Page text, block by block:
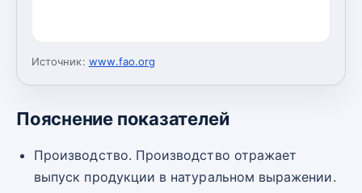
Источник: www.fao.org
Пояснение показателей
Производство. Производство отражает
выпуск продукции в натуральном выражении.